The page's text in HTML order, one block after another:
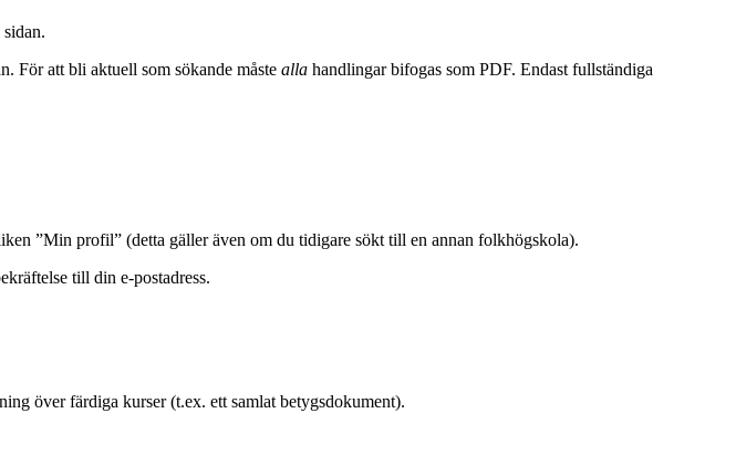
För att bli aktuell som sökande måste alla handlingar bifogas som PDF. Endast fullständiga
”Min profil” (detta gäller även om du tidigare sökt till en annan folkhögskola).
till din e-postadress.
över färdiga kurser (t.ex. ett samlat betygsdokument).